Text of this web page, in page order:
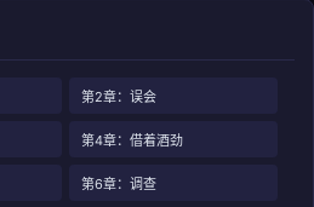
第2章：误会
第4章：借着酒劲
第6章：调查